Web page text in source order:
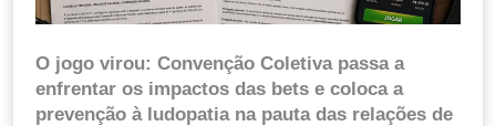
O jogo virou: Convenção Coletiva passa a
enfrentar os impactos das bets e coloca a
prevenção à ludopatia na pauta das relações de